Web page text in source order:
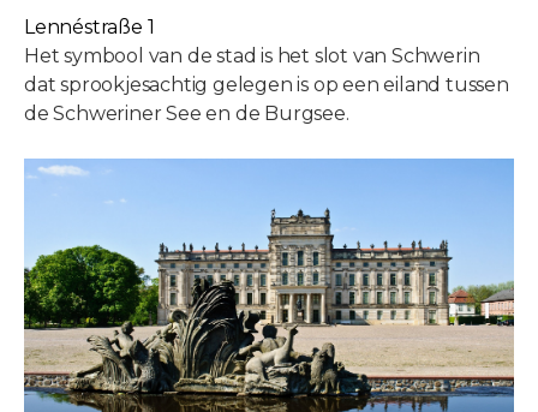
Lennéstraße 1
Het symbool van de stad is het slot van Schwerin
dat sprookjesachtig gelegen is op een eiland tussen
de Schweriner See en de Burgsee.